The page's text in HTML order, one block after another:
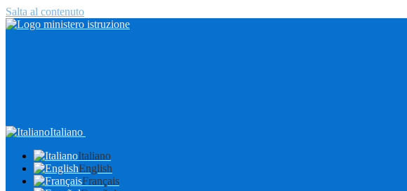
Salta al contenuto
Italiano
Italiano
English
Français